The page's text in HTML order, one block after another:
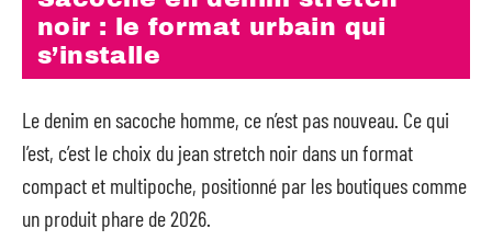
noir : le format urbain qui
s’installe
Le denim en sacoche homme, ce n’est pas nouveau. Ce qui
l’est, c’est le choix du jean stretch noir dans un format
compact et multipoche, positionné par les boutiques comme
un produit phare de 2026.